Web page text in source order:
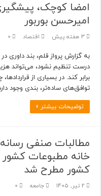
امضا کوچک،
امیرحسن بوربور
3 هفته پیش اقتصاد 0
به گزارش پرواز قلم، بند داوری
درست تنظیم نشود، می‌تواند
برابر کند. در بسیاری از
توافق‌های ساده‌تر، بندی وجود
توضیحات بیشتر »
مطالبات صنفی
خانه مطبوعات کشور
کشور مطرح شد
2 تیر, 1405 جامعه 0